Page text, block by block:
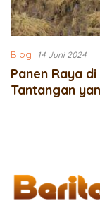
Blog 14 Juni 2024
Panen Raya
Tantangan